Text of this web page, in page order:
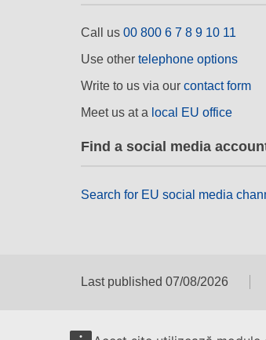
Call us 00 800 6 7 8 9 10 11
Use other telephone options
Write to us via our contact form
Meet us at a local EU office
Find a social media
Search for EU social media
Last published 07/08/2026